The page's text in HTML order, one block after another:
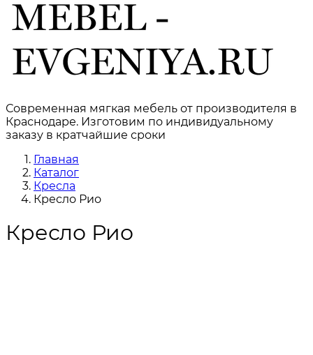
Современная мягкая мебель от производителя в
Краснодаре. Изготовим по индивидуальному
заказу в кратчайшие сроки
Главная
Каталог
Кресла
Кресло Рио
Кресло Рио